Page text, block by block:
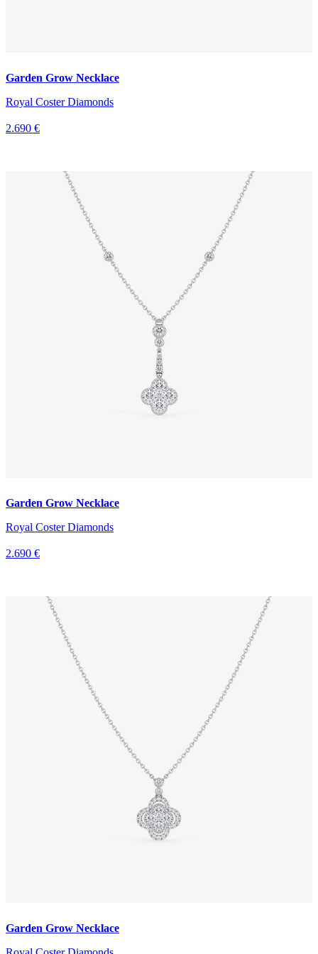
Garden Grow Necklace
Royal Coster Diamonds
2.690 €
Garden Grow Necklace
Royal Coster Diamonds
2.690 €
Garden Grow Necklace